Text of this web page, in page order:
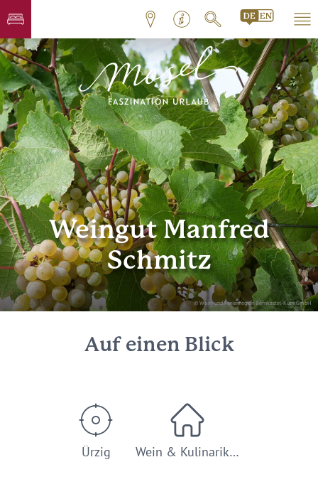
© Wein- und Ferienregion Bernkastel-Kues GmbH
Weingut Manfred
Schmitz
Auf einen Blick
Ürzig Wein & Kulinarik…